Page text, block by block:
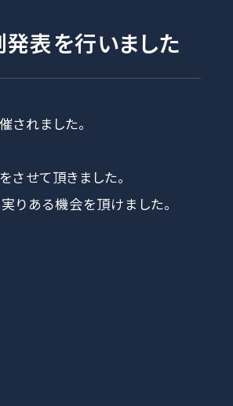
表を行いました
されました。
せて頂きました。
りある機会を頂けました。